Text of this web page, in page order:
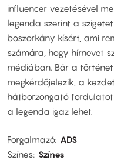
influencer vezetésével
legenda szerint a
boszorkány kísért, ami
számára, hogy hírnevet
médiában. Bár a
megkérdőjelezik, a
hátborzongató
a legenda igaz lehet.
Forgalmazó ADS
Színes Színes